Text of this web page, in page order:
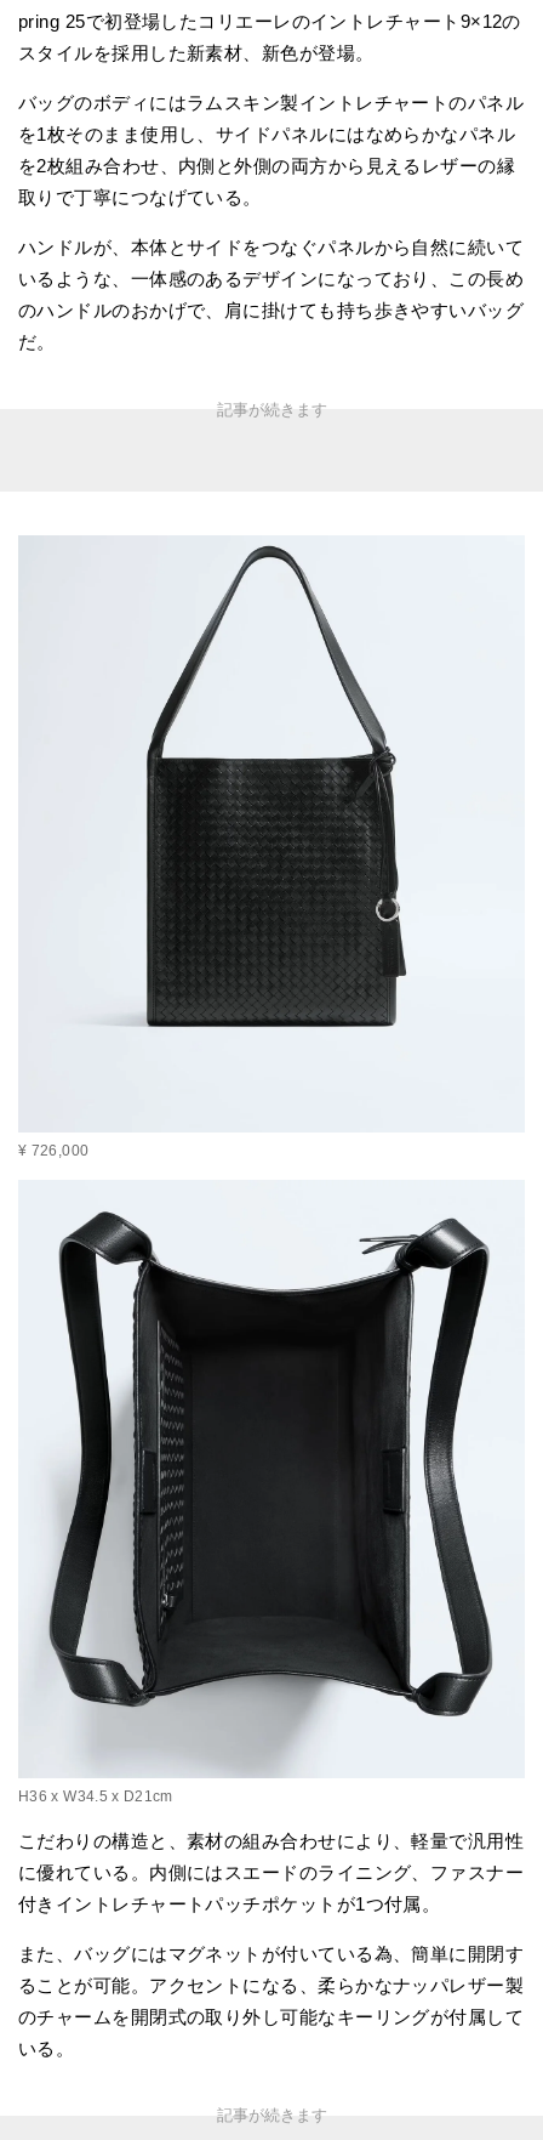
pring 25で初登場したコリエーレのイントレチャート9×12の
スタイルを採用した新素材、新色が登場。
バッグのボディにはラムスキン製イントレチャートのパネル
を1枚そのまま使用し、サイドパネルにはなめらかなパネル
を2枚組み合わせ、内側と外側の両方から見えるレザーの縁
取りで丁寧につなげている。
ハンドルが、本体とサイドをつなぐパネルから自然に続いて
いるような、一体感のあるデザインになっており、この長め
のハンドルのおかげで、肩に掛けても持ち歩きやすいバッグ
だ。
¥ 726,000
H36 x W34.5 x D21cm
こだわりの構造と、素材の組み合わせにより、軽量で汎用性
に優れている。内側にはスエードのライニング、ファスナー
付きイントレチャートパッチポケットが1つ付属。
また、バッグにはマグネットが付いている為、簡単に開閉す
ることが可能。アクセントになる、柔らかなナッパレザー製
のチャームを開閉式の取り外し可能なキーリングが付属して
いる。